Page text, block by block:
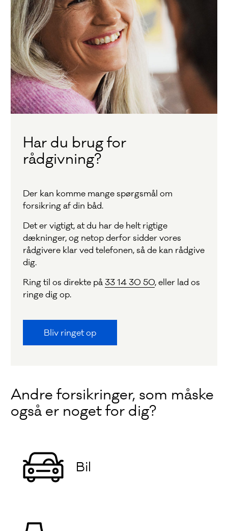
Har du brug for
rådgivning?
Der kan komme mange spørgsmål om
forsikring af din båd.
Det er vigtigt, at du har de helt rigtige
dækninger, og netop derfor sidder vores
rådgivere klar ved telefonen, så de kan rådgive
dig.
Ring til os direkte på 33 14 30 50, eller lad os
ringe dig op.
Bliv ringet op
Andre forsikringer, som måske
også er noget for dig?
Bil